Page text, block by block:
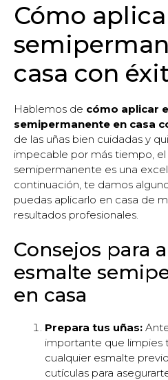
Cómo
casa con
Hablemos de cómo aplicar
semipermanente en casa
de las uñas bien cuidadas y
impecable por más tiempo,
semipermanente es una
continuación, te damos
puedas aplicarlo en casa de
resultados profesionales.
Consejos para
esmalte
en casa
Prepara tus uñas:
importante que limpies
cualquier esmalte
cutículas para